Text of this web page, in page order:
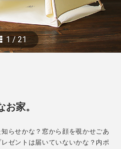
家。
らせかな？窓から顔を覗かせごあ
ゼントは届いていないかな？内ポ
1 /21